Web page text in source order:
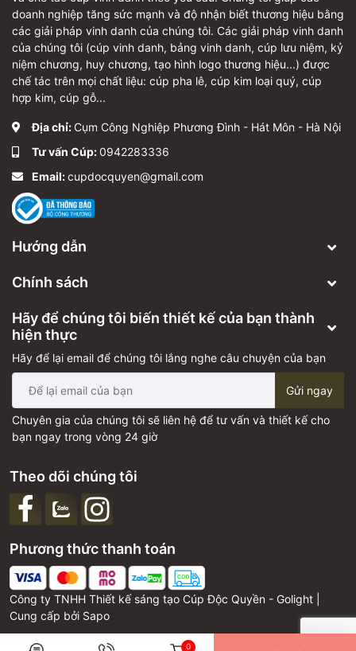
doanh nghiệp tăng sức mạnh và độ nhận biết thương hiệu bằng
các giải pháp vinh danh của chúng tôi. Các giải pháp vinh danh
của chúng tôi (cúp vinh danh, bảng vinh danh, cúp lưu niệm, kỷ
niệm chương, huy chương, tạo hình logo thương hiệu...) được
chế tác trên mọi chất liệu: cúp pha lê, cúp kim loại quý, cúp
hợp kim, cúp gỗ...
Địa chỉ: Cụm Công Nghiệp Phương Đình - Hát Môn - Hà Nội
Tư vấn Cúp:0942283336
Email:cupdocquyen@gmail.com
Hướng dẫn
Chính sách
Hãy để chúng tôi biến thiết kế của bạn thành
hiện thực
Hãy để lại email để chúng tôi lắng nghe câu chuyện của bạn
Gửi ngay
Chuyên gia của chúng tôi sẽ liên hệ để tư vấn và thiết kế cho
bạn ngay trong vòng 24 giờ
Công ty TNHH Thiết kế sáng tạo Cúp Độc Quyền - Golight |
Cung cấp bởi Sapo
Phương thức thanh toán
Theo dõi chúng tôi
0